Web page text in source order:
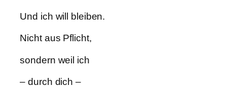
Und ich will bleiben.
Nicht aus Pflicht,
sondern weil ich
– durch dich –